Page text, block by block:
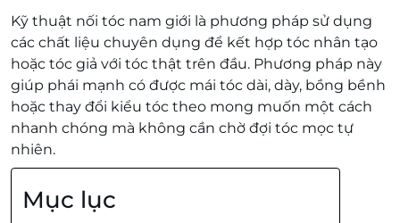
Kỹ thuật nối tóc nam giới là phương pháp sử dụng
các chất liệu chuyên dụng để kết hợp tóc nhân tạo
hoặc tóc giả với tóc thật trên đầu. Phương pháp này
giúp phái mạnh có được mái tóc dài, dày, bồng bềnh
hoặc thay đổi kiểu tóc theo mong muốn một cách
nhanh chóng mà không cần chờ đợi tóc mọc tự
nhiên.
Mục lục